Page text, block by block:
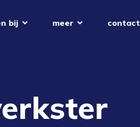
bij meer contact